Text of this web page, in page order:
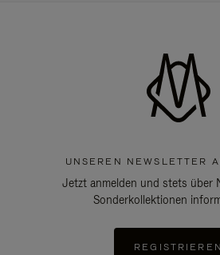
UNSEREN NEWSLETTER
Jetzt anmelden und stets über
Sonderkollektionen
REGISTRIEREN